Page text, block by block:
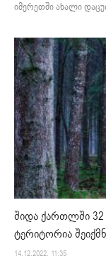
იმერეთში ახალი
შიდა ქართლში
ტერიტორია
14.12.2022. 11:35